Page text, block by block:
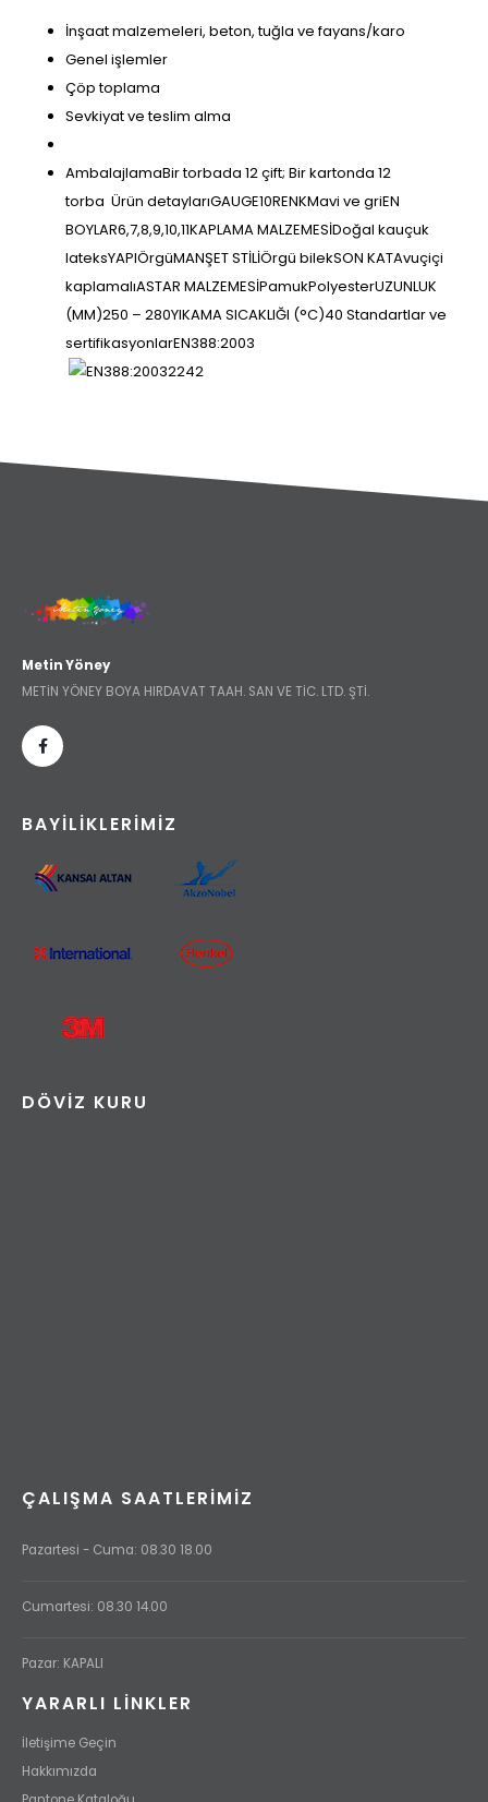
İnşaat malzemeleri, beton, tuğla ve fayans/karo
Genel işlemler
Çöp toplama
Sevkiyat ve teslim alma
AmbalajlamaBir torbada 12 çift; Bir kartonda 12
torba Ürün detaylarıGAUGE10RENKMavi ve griEN
BOYLAR6,7,8,9,10,11KAPLAMA MALZEMESİDoğal kauçuk
lateksYAPIÖrgüMANŞET STİLİÖrgü bilekSON KATAvuçiçi
kaplamalıASTAR MALZEMESİPamukPolyesterUZUNLUK
(MM)250 – 280YIKAMA SICAKLIĞI (°C)40 Standartlar ve
sertifikasyonlarEN388:2003
2242
Metin Yöney
METİN YÖNEY BOYA HIRDAVAT TAAH. SAN VE TİC. LTD. ŞTİ.
BAYILIKLERIMIZ
DÖVIZ KURU
ÇALIŞMA SAATLERIMIZ
Pazartesi - Cuma: 08.30 18.00
Cumartesi: 08.30 14.00
Pazar: KAPALI
YARARLI LİNKLER
İletişime Geçin
Hakkımızda